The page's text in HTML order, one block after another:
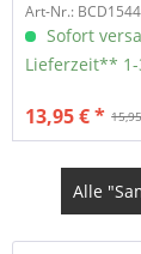
Art-Nr.:
Sofort
Lieferzeit** 1-
13,95 € *
Alle